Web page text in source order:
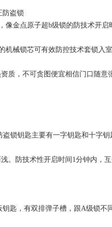
防盗锁
像金点原子超b级锁的防技术开启
机械锁芯可有效防控技术套锁入
质，不可贪图便宜相信门口随
盗锁钥匙主要有一字钥匙和十字
浅。防技术性开启时间1分钟内，
钥匙，有双排弹子槽，跟A级锁不